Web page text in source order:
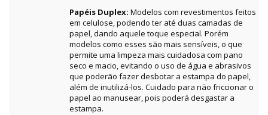
Papéis Duplex: Modelos com revestimentos feitos
em celulose, podendo ter até duas camadas de
papel, dando aquele toque especial. Porém
modelos como esses são mais sensíveis, o que
permite uma limpeza mais cuidadosa com pano
seco e macio, evitando o uso de água e abrasivos
que poderão fazer desbotar a estampa do papel,
além de inutilizá-los. Cuidado para não friccionar o
papel ao manusear, pois poderá desgastar a
estampa.